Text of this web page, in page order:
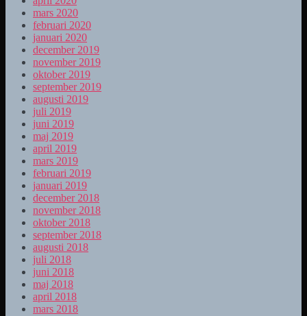
mars 2020
februari 2020
januari 2020
december 2019
november 2019
oktober 2019
september 2019
augusti 2019
juli 2019
juni 2019
maj 2019
april 2019
mars 2019
februari 2019
januari 2019
december 2018
november 2018
oktober 2018
september 2018
augusti 2018
juli 2018
juni 2018
maj 2018
april 2018
mars 2018